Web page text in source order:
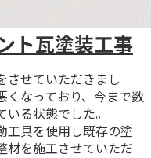
瓦塗装工事
させていただきまし
くなっており、今まで数
る状態でした。
工具を使用し既存の塗
材を施工させていただ